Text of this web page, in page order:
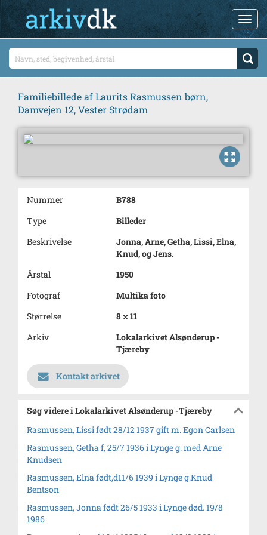
Familiebillede af Laurits Rasmussen børn,
Damvejen 12, Vester Strødam
Nummer
B788
Type
Billeder
Beskrivelse
Jonna, Arne, Getha, Lissi, Elna,
Knud, og Jens.
Årstal
1950
Fotograf
Multika foto
Størrelse
8 x 11
Arkiv
Lokalarkivet Alsønderup -
Tjæreby
Kontakt arkivet
Søg videre i Lokalarkivet Alsønderup -Tjæreby
Rasmussen, Lissi født 28/12 1937 gift m. Egon Carlsen
Rasmussen, Getha f, 25/7 1936 i Lynge g. med Arne
Knudsen
Rasmussen, Elna født,d11/6 1939 i Lynge g.Knud
Bentson
Rasmussen, Jonna født 26/5 1933 i Lynge død. 19/8
1986